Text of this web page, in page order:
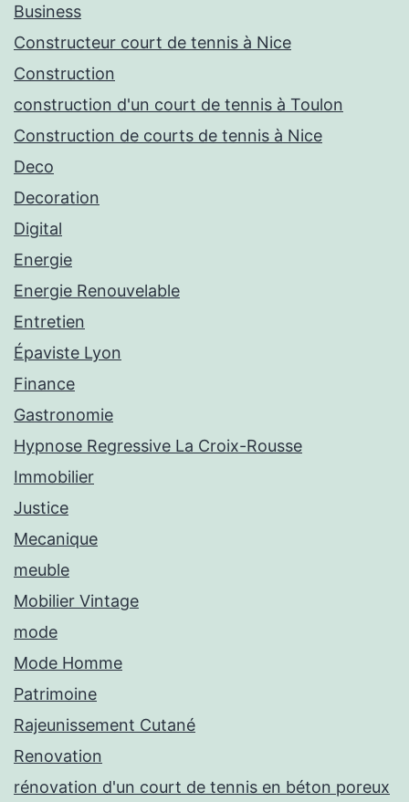
Business
Constructeur court de tennis à Nice
Construction
construction d'un court de tennis à Toulon
Construction de courts de tennis à Nice
Deco
Decoration
Digital
Energie
Energie Renouvelable
Entretien
Épaviste Lyon
Finance
Gastronomie
Hypnose Regressive La Croix-Rousse
Immobilier
Justice
Mecanique
meuble
Mobilier Vintage
mode
Mode Homme
Patrimoine
Rajeunissement Cutané
Renovation
rénovation d'un court de tennis en béton poreux